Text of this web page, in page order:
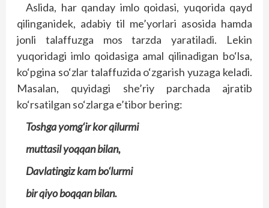
Aslida, har qanday imlo qoidasi, yuqorida qayd
qilinganidek, adabiy til me’yorlari asosida hamda
jonli talaffuzga mos tarzda yaratiladi. Lekin
yuqoridagi imlo qoidasiga amal qilinadigan bo‘lsa,
ko‘pgina so‘zlar talaffuzida o‘zgarish yuzaga keladi.
Masalan, quyidagi she’riy parchada ajratib
ko‘rsatilgan so‘zlarga e’tibor bering:
Toshga yomg‘ir kor qilurmi
muttasil yoqqan bilan,
Davlatingiz kam bo‘lurmi
bir qiyo boqqan bilan.